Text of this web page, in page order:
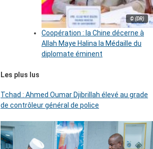
© (DR)
Coopération : la Chine décerne à
Allah Maye Halina la Médaille du
diplomate éminent
Les plus lus
Tchad : Ahmed Oumar Djibrillah élevé au grade
de contrôleur général de police